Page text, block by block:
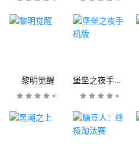
黎明觉醒 堡垒之夜手机版